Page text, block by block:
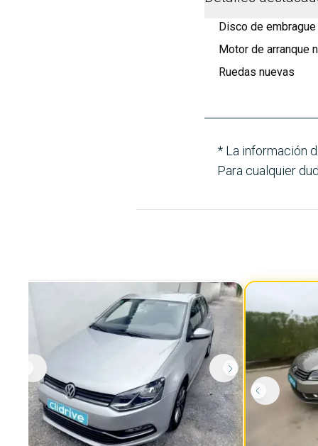
Disco de
Motor de arranque
Ruedas nuevas
* La información
Para cualquier